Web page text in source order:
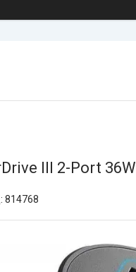
III 2-Port 36W
814768